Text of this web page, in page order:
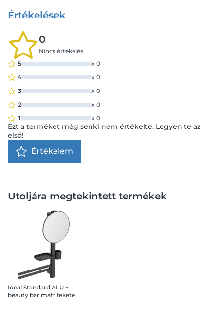
Értékelések
0
Nincs értékelés
5
x 0
4
x 0
3
x 0
2
x 0
1
x 0
Ezt a terméket még senki nem értékelte. Legyen te az
első!
Értékelem
Utoljára megtekintett termékek
Ideal Standard ALU +
beauty bar matt fekete